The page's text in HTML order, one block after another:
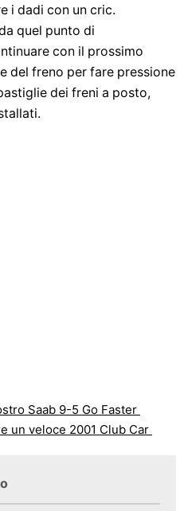
i dadi con un cric.
quel punto di
con il prossimo
del freno per fare pressione
dei freni a posto,
Saab 9-5 Go Faster
un veloce 2001 Club Car